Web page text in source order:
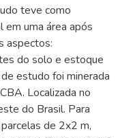
teve como
uma área após
aspectos:
do solo e estoque
estudo foi minerada
Localizada no
do Brasil. Para
de 2x2 m,